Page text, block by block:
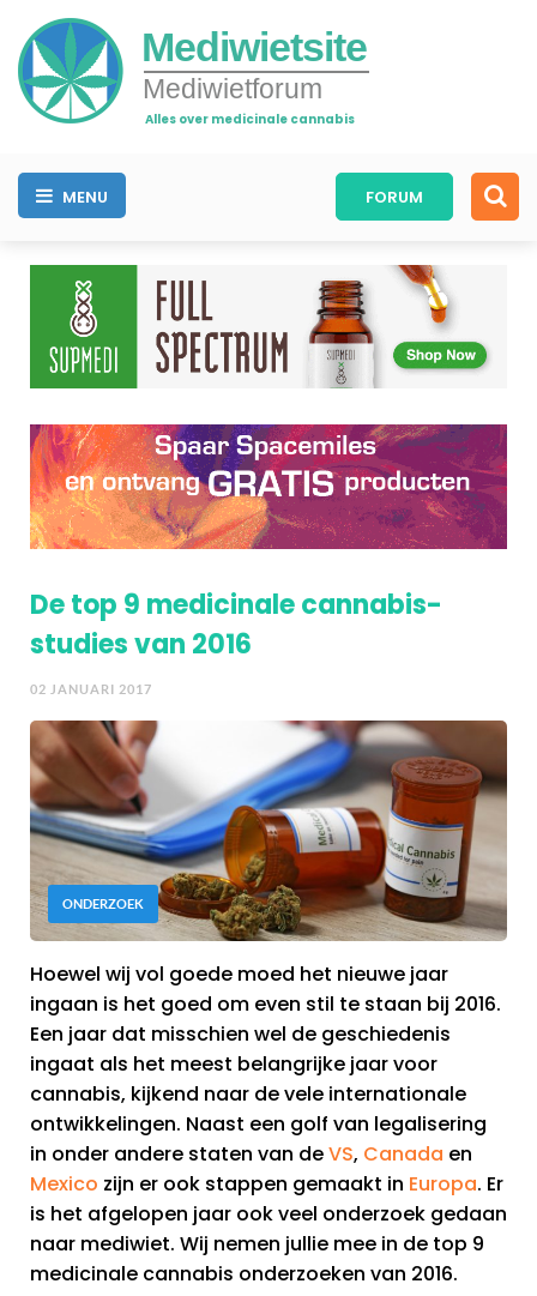
Mediwietsite
Mediwietforum
Alles over medicinale cannabis
MENU FORUM
De top 9 medicinale cannabis-
studies van 2016
02 JANUARI 2017
ONDERZOEK
Hoewel wij vol goede moed het nieuwe jaar
ingaan is het goed om even stil te staan bij 2016.
Een jaar dat misschien wel de geschiedenis
ingaat als het meest belangrijke jaar voor
cannabis, kijkend naar de vele internationale
ontwikkelingen. Naast een golf van legalisering
in onder andere staten van deVS, Canada en
Mexico zijn er ook stappen gemaakt in Europa. Er
is het afgelopen jaar ook veel onderzoek gedaan
naar mediwiet. Wij nemen jullie mee in de top 9
medicinale cannabis onderzoeken van 2016.